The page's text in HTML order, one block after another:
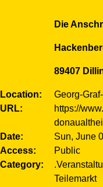
Die
89407
Location
Georg-
URL
https://
Date
Sun, June
Access
Public
Category
Teilemarkt